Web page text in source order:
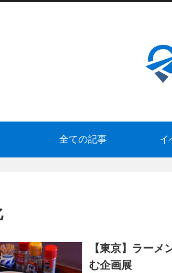
全ての記事 イ
【東京】ラーメ
む企画展